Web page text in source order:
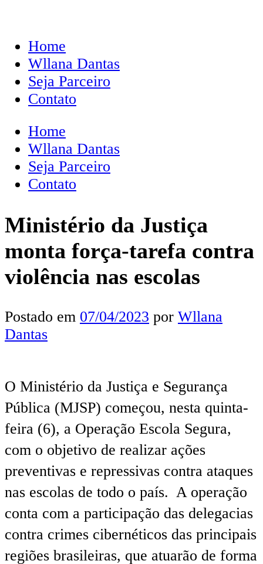
Home
Wllana Dantas
Seja Parceiro
Contato
Home
Wllana Dantas
Seja Parceiro
Contato
Ministério da Justiça
monta força-tarefa contra
violência nas escolas
Postado em 07/04/2023 por Wllana
Dantas
O Ministério da Justiça e Segurança
Pública (MJSP) começou, nesta quinta-
feira (6), a Operação Escola Segura,
com o objetivo de realizar ações
preventivas e repressivas contra ataques
nas escolas de todo o país. A operação
conta com a participação das delegacias
contra crimes cibernéticos das principais
regiões brasileiras, que atuarão de forma